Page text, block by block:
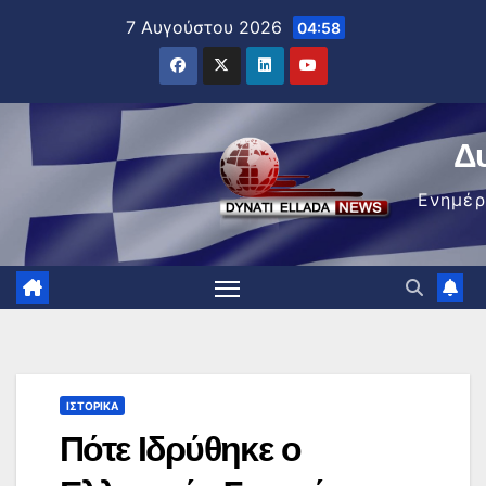
7 Αυγούστου 2026 04:58
ΙΣΤΟΡΙΚΆ
Πότε Ιδρύθηκε ο